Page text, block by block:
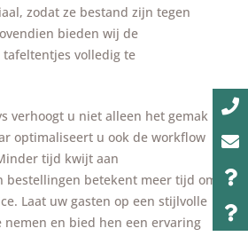
zodat ze bestand zijn tegen
bieden wij de
volledig te
verhoogt u niet alleen het gemak
optimaliseert u ook de workflow
tijd kwijt aan
bestellingen betekent meer tijd om
Laat uw gasten op een stijlvolle
nemen en bied hen een ervaring